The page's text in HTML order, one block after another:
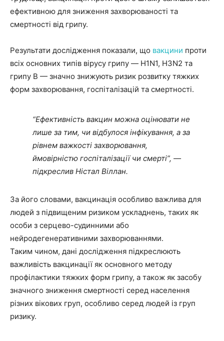
ефективною для зниження захворюваності та
смертності від грипу.
Результати дослідження показали, що вакцини проти
всіх основних типів вірусу грипу — H1N1, H3N2 та
грипу B — значно знижують ризик розвитку тяжких
форм захворювання, госпіталізацій та смертності.
“Ефективність вакцин можна оцінювати не
лише за тим, чи відбулося інфікування, а за
рівнем важкості захворювання,
ймовірністю госпіталізації чи смерті”, —
підкреслив Ністал Віллан.
За його словами, вакцинація особливо важлива для
людей з підвищеним ризиком ускладнень, таких як
особи з серцево-судинними або
нейродегенеративними захворюваннями.
Таким чином, дані дослідження підкреслюють
важливість вакцинації як основного методу
профілактики тяжких форм грипу, а також як засобу
значного зниження смертності серед населення
різних вікових груп, особливо серед людей із груп
ризику.